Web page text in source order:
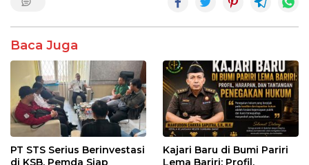
Baca Juga
PT STS Serius Berinvestasi
di KSB, Pemda Siap
Kajari Baru di Bumi Pariri
Lema Bariri: Profil,